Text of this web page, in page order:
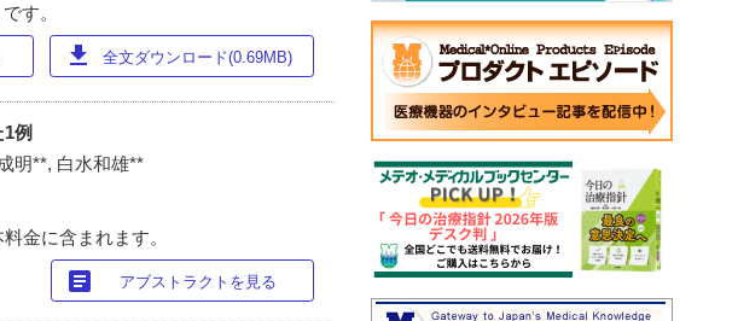
す。
download 全文ダウンロード(0.69MB)
例
明**, 白水和雄**
金に含まれます。
article アブストラクトを見る